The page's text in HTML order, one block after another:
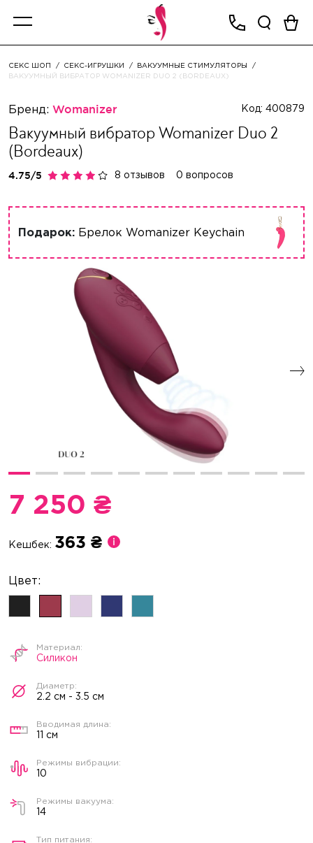
СЕКС ШОП СЕКС-ИГРУШКИ
ВАКУУМНЫЕ СТИМУЛЯТОРЫ
ВАКУУМНЫЙ ВИБРАТОР WOMANIZER DUO 2 (BORDEAUX)
Бренд: Womanizer Код: 400879
Вакуумный вибратор Womanizer Duo 2
(Bordeaux)
8 отзывов 0 вопросов
Подарок: Брелок Womanizer Keychain
7 250 ₴
Кешбек: 363 ₴
Силикон
2.2 см - 3.5 см
11 см
10
14